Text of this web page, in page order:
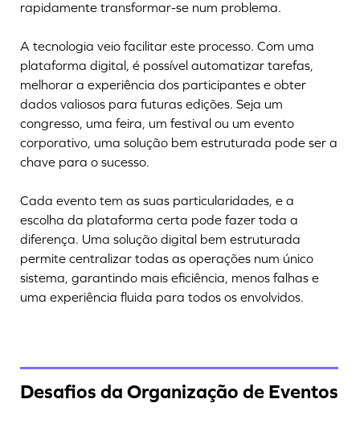
rapidamente transformar-se num problema.
A tecnologia veio facilitar este processo. Com uma
plataforma digital, é possível automatizar tarefas,
melhorar a experiência dos participantes e obter
dados valiosos para futuras edições. Seja um
congresso, uma feira, um festival ou um evento
corporativo, uma solução bem estruturada pode ser a
chave para o sucesso.
Cada evento tem as suas particularidades, e a
escolha da plataforma certa pode fazer toda a
diferença. Uma solução digital bem estruturada
permite centralizar todas as operações num único
sistema, garantindo mais eficiência, menos falhas e
uma experiência fluida para todos os envolvidos.
Desafios da Organização de Eventos